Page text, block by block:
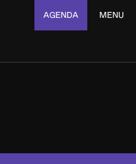
AGENDA MENU